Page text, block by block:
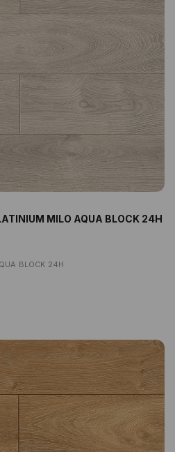
MILO AQUA BLOCK 24H
BLOCK 24H